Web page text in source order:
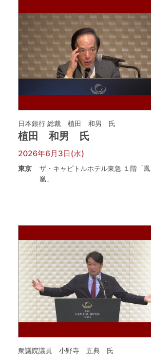
日本銀行 総裁 植田 和男 氏
植田 和男 氏
2026年6月3日(水)
東京
ザ・キャピトルホテル東急 １階「鳳
凰」
衆議院議員 小野寺 五典 氏